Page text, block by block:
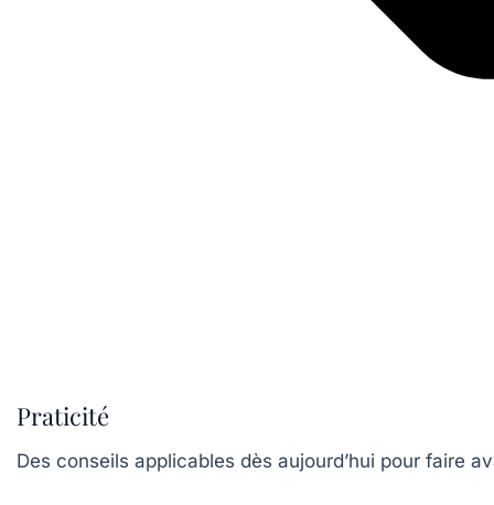
Praticité
Des conseils applicables dès aujourd’hui pour faire